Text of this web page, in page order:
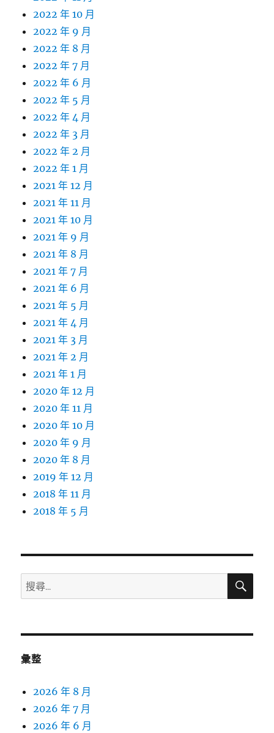
2022 年 10 月
2022 年 9 月
2022 年 8 月
2022 年 7 月
2022 年 6 月
2022 年 5 月
2022 年 4 月
2022 年 3 月
2022 年 2 月
2022 年 1 月
2021 年 12 月
2021 年 11 月
2021 年 10 月
2021 年 9 月
2021 年 8 月
2021 年 7 月
2021 年 6 月
2021 年 5 月
2021 年 4 月
2021 年 3 月
2021 年 2 月
2021 年 1 月
2020 年 12 月
2020 年 11 月
2020 年 10 月
2020 年 9 月
2020 年 8 月
2019 年 12 月
2018 年 11 月
2018 年 5 月
搜
尋
鍵
搜
彙整
2026 年 8 月
2026 年 7 月
2026 年 6 月